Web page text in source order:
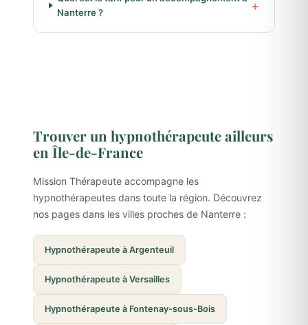
Nanterre ?
Trouver un hypnothérapeute ailleurs
en Île-de-France
Mission Thérapeute accompagne les
hypnothérapeutes dans toute la région. Découvrez
nos pages dans les villes proches de Nanterre :
Hypnothérapeute à Argenteuil
Hypnothérapeute à Versailles
Hypnothérapeute à Fontenay-sous-Bois